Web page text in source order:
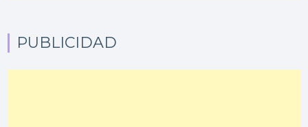
PUBLICIDAD